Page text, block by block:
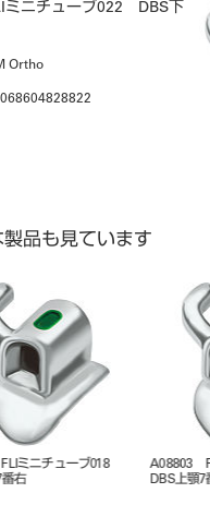
ニチューブ022 DBS下
Ortho
品も見ています
A08814 FLIミニチューブ018
DBS下顎7番右